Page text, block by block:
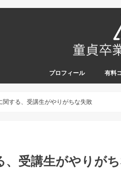
プロフィール 有料
関する、受講生がやりがちな失敗
、受講生がやりが